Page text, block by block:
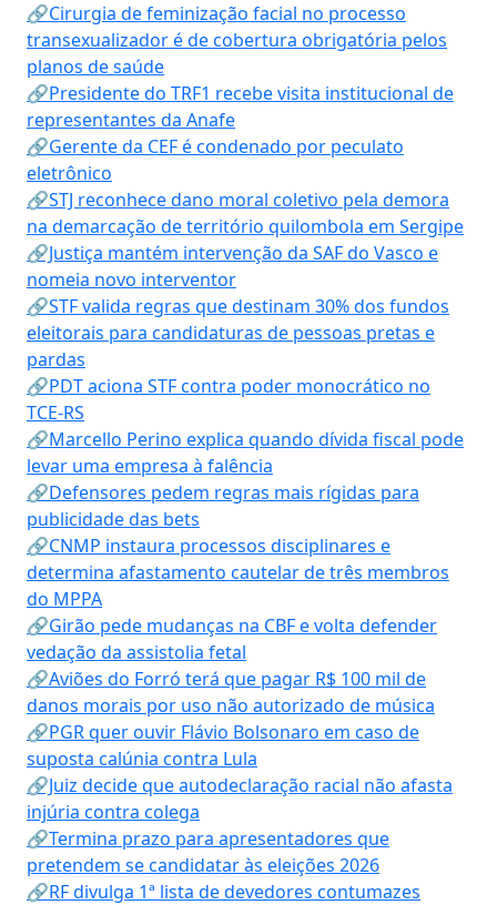
🔗Cirurgia de feminização facial no processo
transexualizador é de cobertura obrigatória pelos
planos de saúde
🔗Presidente do TRF1 recebe visita institucional de
representantes da Anafe
🔗Gerente da CEF é condenado por peculato
eletrônico
🔗STJ reconhece dano moral coletivo pela demora
na demarcação de território quilombola em Sergipe
🔗Justiça mantém intervenção da SAF do Vasco e
nomeia novo interventor
🔗STF valida regras que destinam 30% dos fundos
eleitorais para candidaturas de pessoas pretas e
pardas
🔗PDT aciona STF contra poder monocrático no
TCE-RS
🔗Marcello Perino explica quando dívida fiscal pode
levar uma empresa à falência
🔗Defensores pedem regras mais rígidas para
publicidade das bets
🔗CNMP instaura processos disciplinares e
determina afastamento cautelar de três membros
do MPPA
🔗Girão pede mudanças na CBF e volta defender
vedação da assistolia fetal
🔗Aviões do Forró terá que pagar R$ 100 mil de
danos morais por uso não autorizado de música
🔗PGR quer ouvir Flávio Bolsonaro em caso de
suposta calúnia contra Lula
🔗Juiz decide que autodeclaração racial não afasta
injúria contra colega
🔗Termina prazo para apresentadores que
pretendem se candidatar às eleições 2026
🔗RF divulga 1ª lista de devedores contumazes